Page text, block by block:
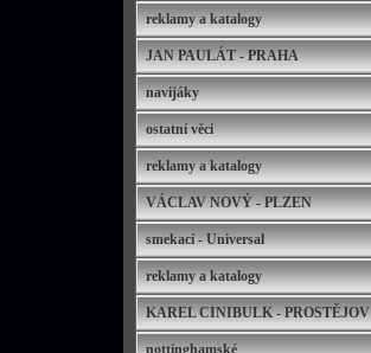
reklamy a katalogy
JAN PAULÁT - PRAHA
navijáky
ostatní věci
reklamy a katalogy
VÁCLAV NOVÝ - PLZEN
smekací - Universal
reklamy a katalogy
KAREL CINIBULK - PROSTĚJOV
nottinghamské